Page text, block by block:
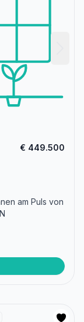
€ 449.500
am Puls von